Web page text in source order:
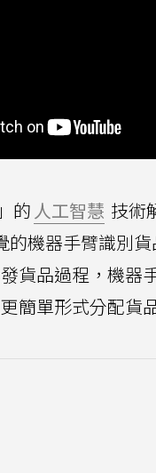
的 人工智慧 技術
的機器手臂識別
貨品過程，機器
簡單形式分配貨